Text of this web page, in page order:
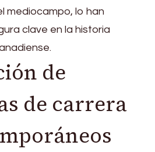
mediocampo, lo han
clave en la historia
de
de carrera